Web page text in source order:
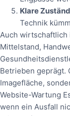
Klare
Technik
Auch wirtschaftlich
Mittelstand,
Betrieben geprägt.
Imagefläche,
Website-Wartung
wenn ein Ausfall